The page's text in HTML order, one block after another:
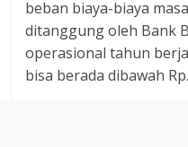
beban biaya-biaya
ditanggung oleh Bank
operasional tahun
bisa berada dibawah